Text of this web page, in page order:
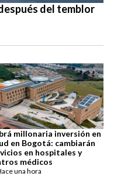
del temblor
millonaria inversión en
en Bogotá: cambiarán
en hospitales y
médicos
una hora